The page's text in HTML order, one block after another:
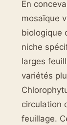
En
mosaïque
biologique
niche
larges
variétés
circulation
feuillage.